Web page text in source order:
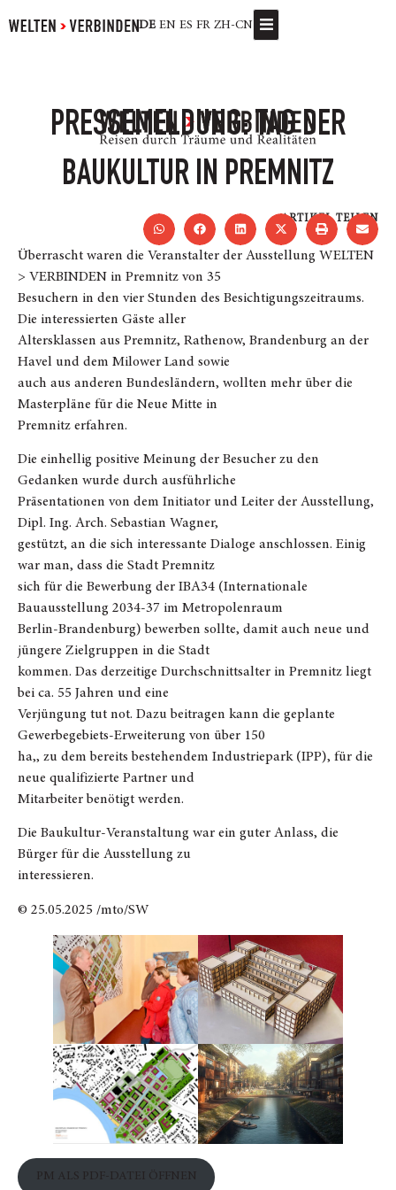
DE EN ES FR ZH-CN
PRESSEMELDUNG: TAG DER
BAUKULTUR IN PREMNITZ
ARTIKEL TEILEN
Überrascht waren die Veranstalter der Ausstellung WELTEN
> VERBINDEN in Premnitz von 35
Besuchern in den vier Stunden des Besichtigungszeitraums.
Die interessierten Gäste aller
Altersklassen aus Premnitz, Rathenow, Brandenburg an der
Havel und dem Milower Land sowie
auch aus anderen Bundesländern, wollten mehr über die
Masterpläne für die Neue Mitte in
Premnitz erfahren.
Die einhellig positive Meinung der Besucher zu den
Gedanken wurde durch ausführliche
Präsentationen von dem Initiator und Leiter der Ausstellung,
Dipl. Ing. Arch. Sebastian Wagner,
gestützt, an die sich interessante Dialoge anschlossen. Einig
war man, dass die Stadt Premnitz
sich für die Bewerbung der IBA34 (Internationale
Bauausstellung 2034-37 im Metropolenraum
Berlin-Brandenburg) bewerben sollte, damit auch neue und
jüngere Zielgruppen in die Stadt
kommen. Das derzeitige Durchschnittsalter in Premnitz liegt
bei ca. 55 Jahren und eine
Verjüngung tut not. Dazu beitragen kann die geplante
Gewerbegebiets-Erweiterung von über 150
ha,, zu dem bereits bestehendem Industriepark (IPP), für die
neue qualifizierte Partner und
Mitarbeiter benötigt werden.
Die Baukultur-Veranstaltung war ein guter Anlass, die
Bürger für die Ausstellung zu
interessieren.
© 25.05.2025 /mto/SW
PM ALS PDF-DATEI ÖFFNEN